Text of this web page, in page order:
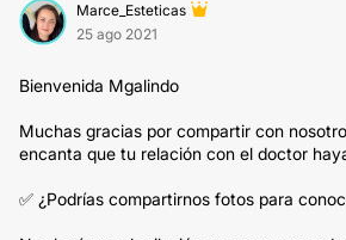
Marce_Esteticas
25 ago 2021
Bienvenida Mgalindo
Muchas gracias por compartir con
encanta que tu relación con el doctor
✅ ¿Podrías compartirnos fotos para